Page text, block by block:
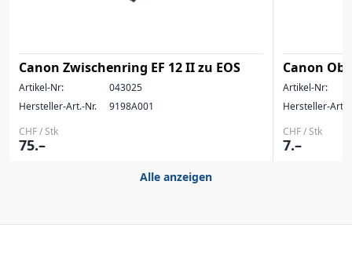
Canon Zwischenring EF 12 II zu EOS
Artikel-Nr:
043025
Hersteller-Art.-Nr.
9198A001
CHF / Stk
75.–
Canon
Artikel-Nr:
Hersteller-Art.-
CHF / Stk
7.–
Alle anzeigen